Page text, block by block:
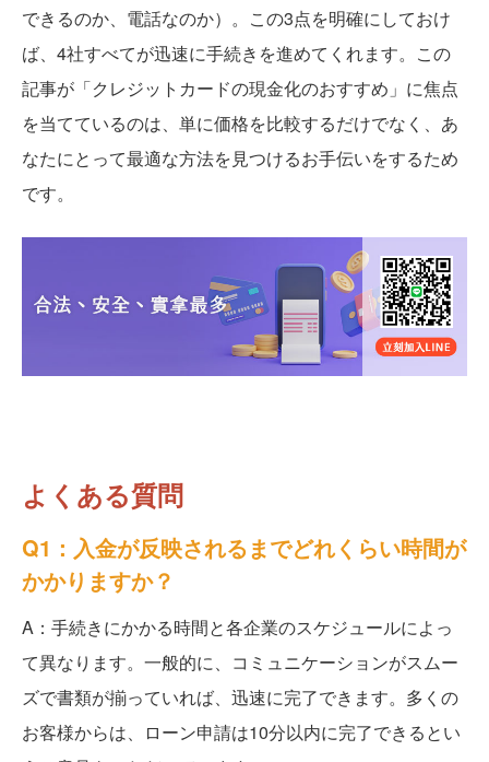
できるのか、電話なのか）。この3点を明確にしておけ
ば、4社すべてが迅速に手続きを進めてくれます。この
記事が「クレジットカードの現金化のおすすめ」に焦点
を当てているのは、単に価格を比較するだけでなく、あ
なたにとって最適な方法を見つけるお手伝いをするため
です。
よくある質問
Q1：入金が反映されるまでどれくらい時間が
かかりますか？
A：手続きにかかる時間と各企業のスケジュールによっ
て異なります。一般的に、コミュニケーションがスムー
ズで書類が揃っていれば、迅速に完了できます。多くの
お客様からは、ローン申請は10分以内に完了できるとい